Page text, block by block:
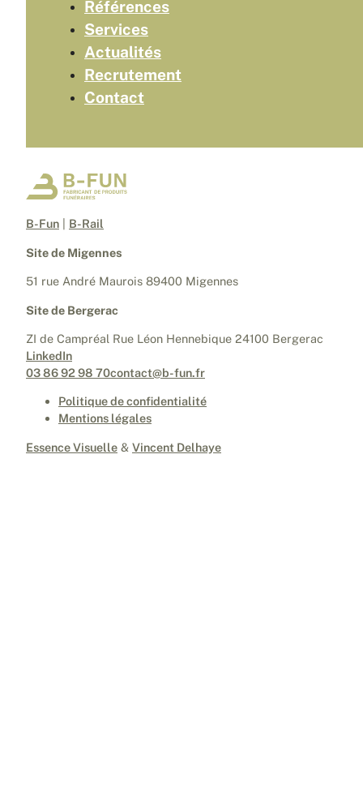
Références
Services
Actualités
Recrutement
Contact
B-Fun B-Rail
Site de Migennes
51 rue André Maurois 89400 Migennes
Site de Bergerac
ZI de Campréal Rue Léon Hennebique 24100 Bergerac
LinkedIn
03 86 92 98 70contact@b-fun.fr
Politique de confidentialité
Mentions légales
Essence Visuelle & Vincent Delhaye